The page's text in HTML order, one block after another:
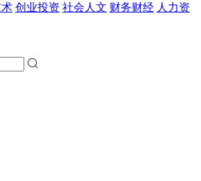
创业投资 社会人文 财务财经 人力资